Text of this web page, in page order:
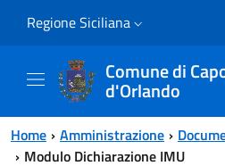
Regione Siciliana
Comune di
d'Orlando
Home Amministrazione
Modulo Dichiarazione IMU